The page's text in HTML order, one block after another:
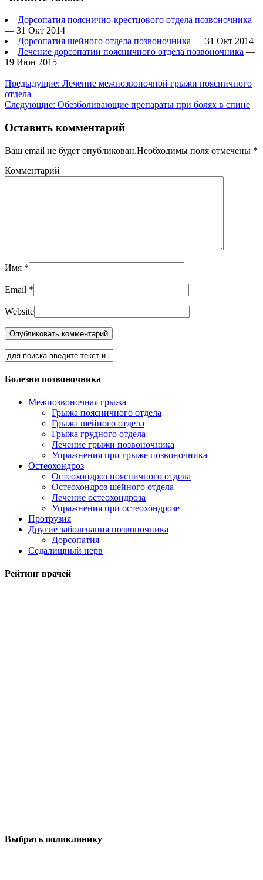
Дорсопатия пояснично-крестцового отдела позвоночника
— 31 Окт 2014
Дорсопатия шейного отдела позвоночника — 31 Окт 2014
Лечение дорсопатии поясничного отдела позвоночника —
19 Июн 2015
Предыдущие: Лечение межпозвоночной грыжи поясничного
отдела
Следующие: Обезболивающие препараты при болях в спине
Оставить комментарий
Ваш email не будет опубликован.Необходимы поля отмечены *
Комментарий
Имя *
Email *
Website
Болезни позвоночника
Межпозвоночная грыжа
Грыжа поясничного отдела
Грыжа шейного отдела
Грыжа грудного отдела
Лечение грыжи позвоночника
Упражнения при грыже позвоночника
Остеохондроз
Остеохондроз поясничного отдела
Остеохондроз шейного отдела
Лечение остеохондроза
Упражнения при остеохондрозе
Протрузия
Другие заболевания позвоночника
Дорсопатия
Седалищный нерв
Рейтинг врачей
Выбрать поликлинику